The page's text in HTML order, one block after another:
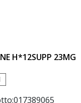
H*12SUPP 23MG
017389065